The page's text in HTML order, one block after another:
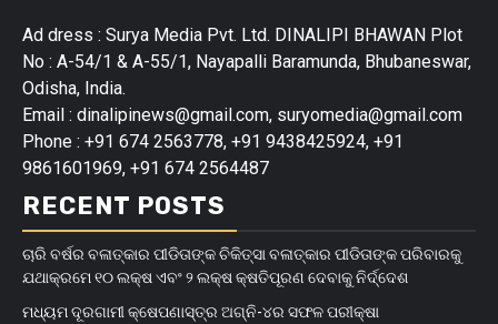
Ad dress : Surya Media Pvt. Ltd. DINALIPI BHAWAN Plot
No : A-54/1 & A-55/1, Nayapalli Baramunda, Bhubaneswar,
Odisha, India.
Email : dinalipinews@gmail.com, suryomedia@gmail.com
Phone : +91 674 2563778, +91 9438425924, +91
9861601969, +91 674 2564487
RECENT POSTS
ଚାରି ବର୍ଷର ବଳାତ୍କାର ପୀଡିତାଙ୍କ ଚିକିତ୍ସା ବଳାତ୍କାର ପୀଡିତାଙ୍କ ପରିବାରକୁ
ଯଥାକ୍ରମେ ୧୦ ଲକ୍ଷ ଏବଂ ୨ ଲକ୍ଷ କ୍ଷତିପୂରଣ ଦେବାକୁ ନିର୍ଦ୍ଦେଶ
ମଧ୍ୟମ ଦୂରଗାମୀ କ୍ଷେପଣାସ୍ତ୍ର ଅଗ୍ନି-୪ର ସଫଳ ପରୀକ୍ଷା